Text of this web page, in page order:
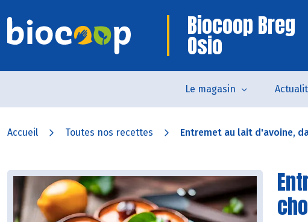
Biocoop Breg
Osio
Le magasin
Accueil Toutes nos recettes Entremet au lait d'avoine,